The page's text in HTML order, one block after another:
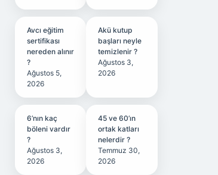
Avcı eğitim
sertifikası
nereden alınır
?
Ağustos 5,
2026
Akü kutup
başları neyle
temizlenir ?
Ağustos 3,
2026
6’nın kaç
böleni vardır
?
Ağustos 3,
2026
45 ve 60’ın
ortak katları
nelerdir ?
Temmuz 30,
2026